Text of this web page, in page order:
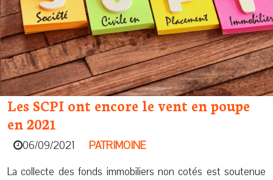
Les SCPI ont encore le vent en poupe
en 2021
06/09/2021
PATRIMOINE
La collecte des fonds immobiliers non cotés est soutenue